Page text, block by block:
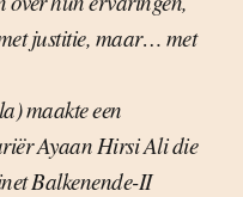
met justitie, maar… met
maakte een
Ayaan Hirsi Ali die
Balkenende-II